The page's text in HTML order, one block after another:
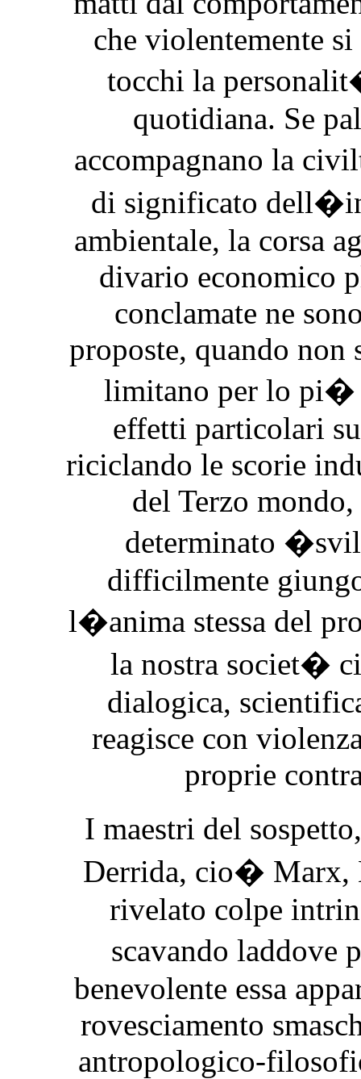
che violentemente
tocchi la
quotidiana. Se
accompagnano la
di significato
ambientale, la corsa
divario economico
conclamate ne
proposte, quando
limitano per lo pi�
effetti particolari
riciclando le scorie
del Terzo
determinato
difficilmente
l�anima stessa del
la nostra societ�
dialogica,
reagisce con
proprie
I maestri del
Derrida, cio� Marx,
rivelato colpe
scavando laddove
benevolente essa
rovesciamento
antropologico-